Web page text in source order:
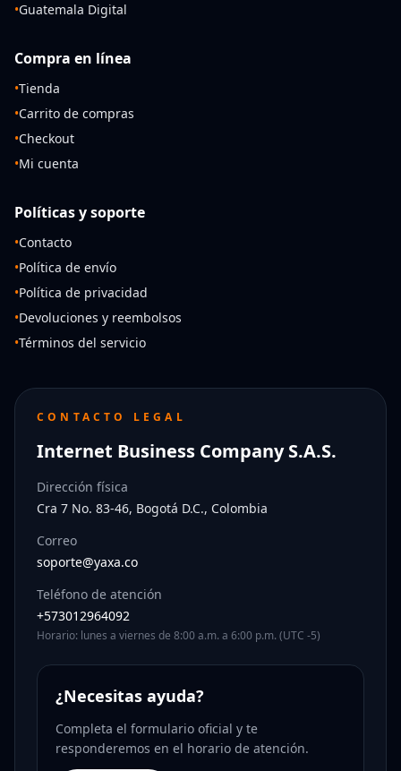
•Guatemala Digital
Compra en línea
•Tienda
•Carrito de compras
•Checkout
•Mi cuenta
Políticas y soporte
•Contacto
•Política de envío
•Política de privacidad
•Devoluciones y reembolsos
•Términos del servicio
CONTACTO LEGAL
Internet Business Company S.A.S.
Dirección física
Cra 7 No. 83-46, Bogotá D.C., Colombia
Correo
soporte@yaxa.co
Teléfono de atención
+573012964092
Horario: lunes a viernes de 8:00 a.m. a 6:00 p.m. (UTC -5)
¿Necesitas ayuda?
Completa el formulario oficial y te
responderemos en el horario de atención.